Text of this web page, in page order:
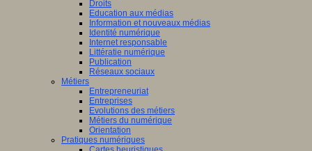
Droits
Education aux médias
Information et nouveaux médias
Identité numérique
Internet responsable
Littératie numérique
Publication
Réseaux sociaux
Métiers
Entrepreneuriat
Entreprises
Evolutions des métiers
Métiers du numérique
Orientation
Pratiques numériques